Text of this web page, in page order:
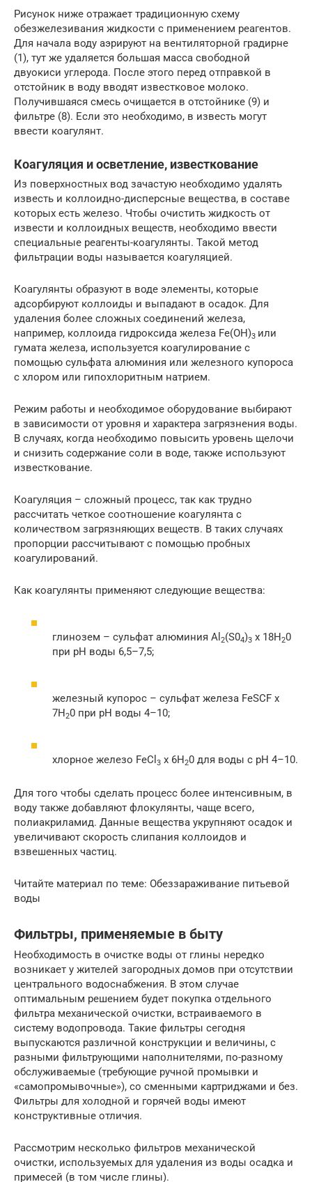
Рисунок ниже отражает традиционную схему
обезжелезивания жидкости с применением реагентов.
Для начала воду аэрируют на вентиляторной градирне
(1), тут же удаляется большая масса свободной
двуокиси углерода. После этого перед отправкой в
отстойник в воду вводят известковое молоко.
Получившаяся смесь очищается в отстойнике (9) и
фильтре (8). Если это необходимо, в известь могут
ввести коагулянт.
Коагуляция и осветление, известкование
Из поверхностных вод зачастую необходимо удалять
известь и коллоидно-дисперсные вещества, в составе
которых есть железо. Чтобы очистить жидкость от
извести и коллоидных веществ, необходимо ввести
специальные реагенты-коагулянты. Такой метод
фильтрации воды называется коагуляцией.
Коагулянты образуют в воде элементы, которые
адсорбируют коллоиды и выпадают в осадок. Для
удаления более сложных соединений железа,
например, коллоида гидроксида железа Fe(OH)3 или
гумата железа, используется коагулирование с
помощью сульфата алюминия или железного купороса
с хлором или гипохлоритным натрием.
Режим работы и необходимое оборудование выбирают
в зависимости от уровня и характера загрязнения воды.
В случаях, когда необходимо повысить уровень щелочи
и снизить содержание соли в воде, также используют
известкование.
Коагуляция – сложный процесс, так как трудно
рассчитать четкое соотношение коагулянта с
количеством загрязняющих веществ. В таких случаях
пропорции рассчитывают с помощью пробных
коагулирований.
Как коагулянты применяют следующие вещества:
глинозем – сульфат алюминия Al 2(S04)3 x 18Н 20
при pH воды 6,5–7,5;
железный купорос – сульфат железа FeSCF х
7Н 20 при pH воды 4–10;
хлорное железо FeCl 3 х 6Н 20 для воды с pH 4–10.
Для того чтобы сделать процесс более интенсивным, в
воду также добавляют флокулянты, чаще всего,
полиакриламид. Данные вещества укрупняют осадок и
увеличивают скорость слипания коллоидов и
взвешенных частиц.
Читайте материал по теме: Обеззараживание питьевой
воды
Фильтры, применяемые в быту
Необходимость в очистке воды от глины нередко
возникает у жителей загородных домов при отсутствии
центрального водоснабжения. В этом случае
оптимальным решением будет покупка отдельного
фильтра механической очистки, встраиваемого в
систему водопровода. Такие фильтры сегодня
выпускаются различной конструкции и величины, с
разными фильтрующими наполнителями, по-разному
обслуживаемые (требующие ручной промывки и
«самопромывочные»), со сменными картриджами и без.
Фильтры для холодной и горячей воды имеют
конструктивные отличия.
Рассмотрим несколько фильтров механической
очистки, используемых для удаления из воды осадка и
примесей (в том числе глины).